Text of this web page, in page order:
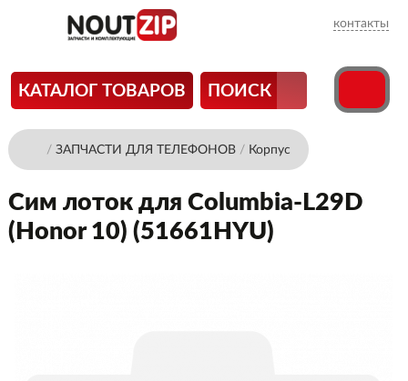
контакты
КАТАЛОГ ТОВАРОВ ПОИСК
/ ЗАПЧАСТИ ДЛЯ ТЕЛЕФОНОВ/ Корпус
Сим лоток для Columbia-L29D
(Honor 10) (51661HYU)